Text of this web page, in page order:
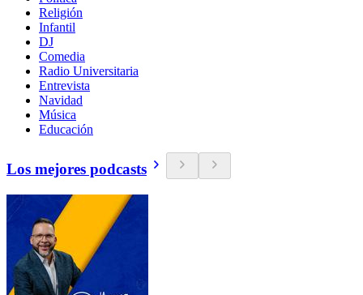
Religión
Infantil
DJ
Comedia
Radio Universitaria
Entrevista
Navidad
Música
Educación
Los mejores podcasts